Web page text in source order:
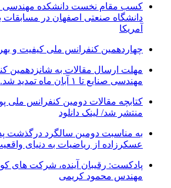
کسب مقام نخست دانشکده مهندسی
دانشگاه صنعتی اصفهان در مسابقات
آمریکا
چهاردهمین کنفرانس ملی کیفیت و بهره وری/ ۲۷
مهلت ارسال مقالات به شانزدهمین
مهندسی صنایع تا ۱ آبان ماه تمدید شد.
کتابچه مقالات دومین کنفرانس ملی
منتشر شد/ لینک دانلود
به مناسبت دومین سالگرد درگذشت
عسکرزاده از ریاضیات به دنیای
پادکست: رقیبان آینده، شرکت های
مهندس محمود کریمی